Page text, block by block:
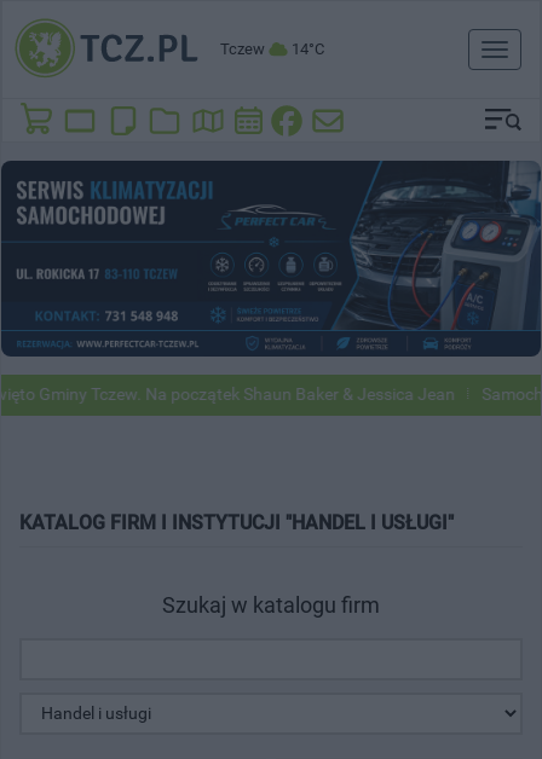
Tczew 14°C
Toggle
Gminy Tczew. Na początek Shaun Baker & Jessica Jean
KATALOG FIRM I INSTYTUCJI "HANDEL I USŁUGI"
Szukaj w katalogu firm